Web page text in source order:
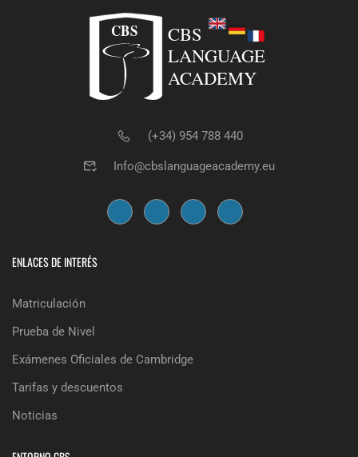
(+34) 954 788 440
Info@cbslanguageacademy.eu
ENLACES DE INTERÉS
Matriculación
Prueba de Nivel
Exámenes Oficiales de Cambridge
Tarifas y descuentos
Noticias